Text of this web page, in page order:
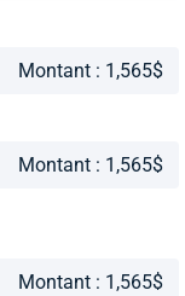
Montant : 1,565$
Montant : 1,565$
Montant : 1,565$